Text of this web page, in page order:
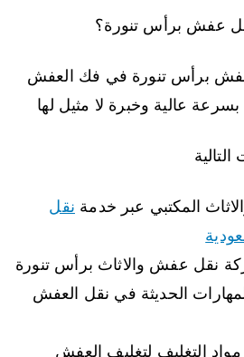
عفش برأس تنورة؟
برأس تنورة في فك العفش
عالية وخبرة لا مثيل لها
المكتبي عبر خدمة نقل
نقل عفش والاثاث برأس تنورة
الحديثة في نقل العفش
التغليف لتغليف العفش